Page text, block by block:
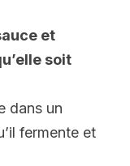
et
soit
dans un
fermente et